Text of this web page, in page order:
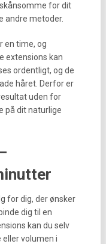
for dit
andre metoder.
en time, og
extensions kan
ordentligt, og de
håret. Derfor er
uden for
på dit naturlige
for dig, der ønsker
dig til en
kan du selv
volumen i